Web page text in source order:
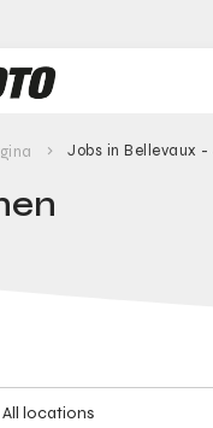
Jobs in Bellevaux
All locations